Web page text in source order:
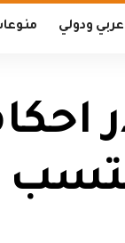
عربي ودولي